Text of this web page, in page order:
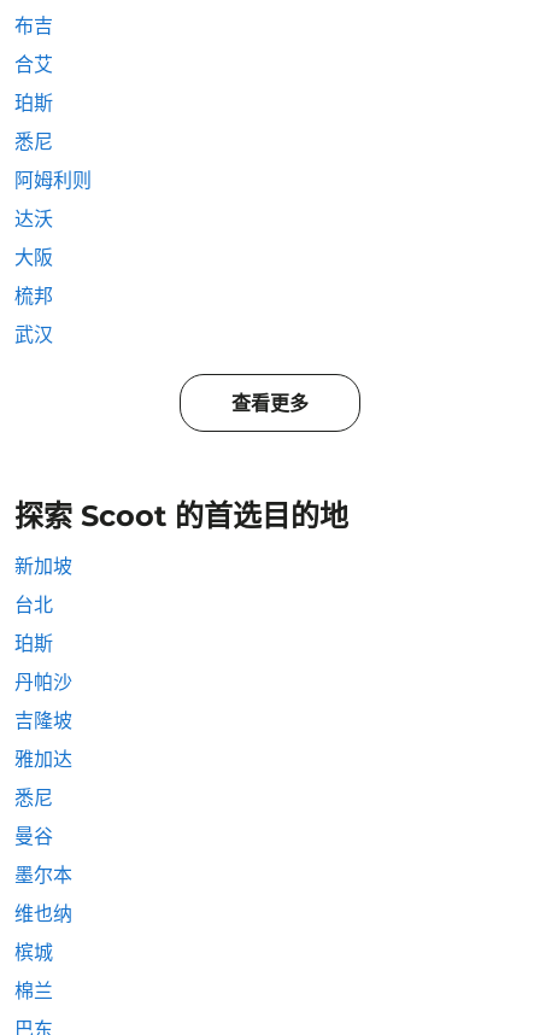
布吉
合艾
珀斯
悉尼
阿姆利则
达沃
大阪
梳邦
武汉
查看更多
探索 Scoot 的首选目的地
新加坡
台北
珀斯
丹帕沙
吉隆坡
雅加达
悉尼
曼谷
墨尔本
维也纳
槟城
棉兰
巴东